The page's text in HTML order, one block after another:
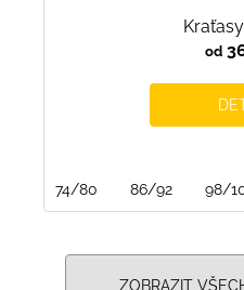
od
74/80 86/92 98/
ZOBRAZIT